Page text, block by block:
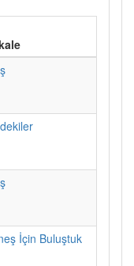
İçin Buluştuk